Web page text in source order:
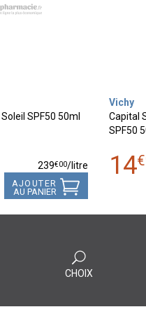
SPF50 50ml
239€00/litre
AJOUTER
AU PANIER
Vichy
Capital
SPF50
14€
CHOIX